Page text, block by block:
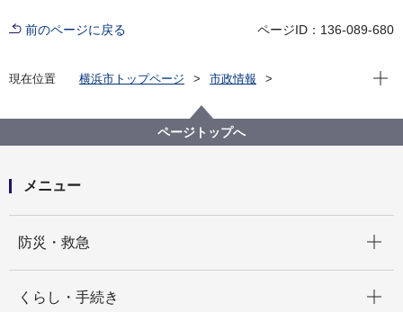
前のページに戻る ページID：136-089-680
現在位置 横浜市トップページ
市政情報
人口・世帯
令和７(2025)年 外国人の人口
現在
ページトップへ
メニュー
防災・救急
くらし・手続き